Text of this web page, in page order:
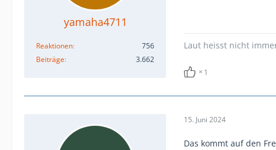
yamaha4711
Reaktionen
756
Beiträge
3.662
Laut heisst nicht
1
15. Juni 2024
Das kommt auf den